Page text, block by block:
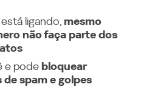
ligando, mesmo
não faça parte dos
e podebloquear
de spam e golpes